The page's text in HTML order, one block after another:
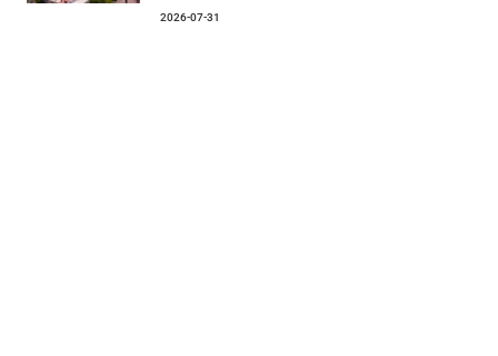
2026-07-31